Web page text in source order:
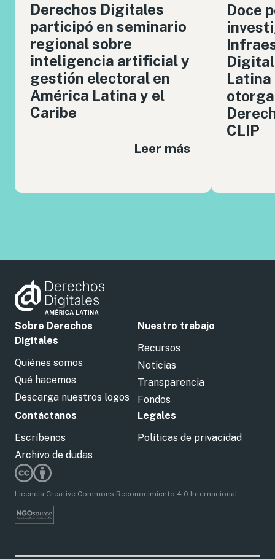
Derechos Digitales
participó en seminario
regional sobre
inteligencia artificial y
gestión electoral en
América Latina y el
Caribe
Leer más
Doce
Latina
CLIP
Sobre Derechos
Digitales
Quiénes somos
Qué hacemos
Descarga nuestros logos
Nuestro trabajo
Recursos
Noticias
Transparencia
Fondos
Contáctanos
Escríbenos
Archivo de dudas
Legales
Políticas de privacidad
Licencia Creative Commons Reconocimiento 4.0 Internacional